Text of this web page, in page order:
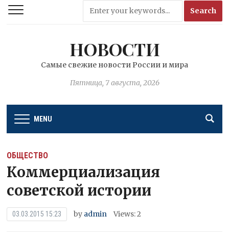
НОВОСТИ
Самые свежие новости России и мира
Пятница, 7 августа, 2026
MENU
ОБЩЕСТВО
Коммерциализация
советской истории
03.03.2015 15:23 by admin Views: 2